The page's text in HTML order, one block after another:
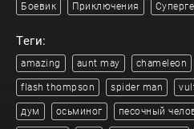
Боевик Приключения
Теги:
amazing aunt may chameleon
flash thompson spider man
дум осьминог песочный